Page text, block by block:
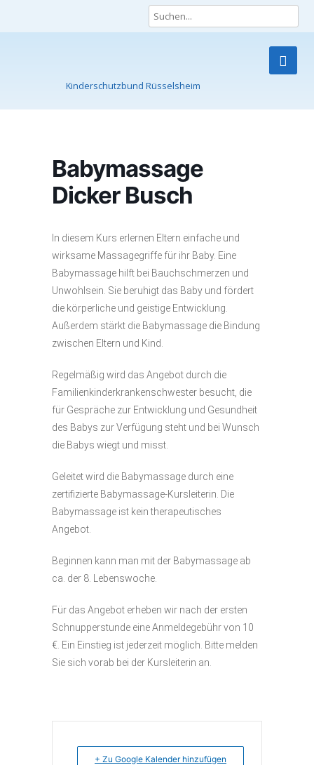
Kinderschutzbund Rüsselsheim
Skip
Babymassage
Dicker Busch
In diesem Kurs erlernen Eltern einfache und
wirksame Massagegriffe für ihr Baby. Eine
Babymassage hilft bei Bauchschmerzen und
Unwohlsein. Sie beruhigt das Baby und fördert
die körperliche und geistige Entwicklung.
Außerdem stärkt die Babymassage die Bindung
zwischen Eltern und Kind.
Regelmäßig wird das Angebot durch die
Familienkinderkrankenschwester besucht, die
für Gespräche zur Entwicklung und Gesundheit
des Babys zur Verfügung steht und bei Wunsch
die Babys wiegt und misst.
Geleitet wird die Babymassage durch eine
zertifizierte Babymassage-Kursleiterin. Die
Babymassage ist kein therapeutisches
Angebot.
Beginnen kann man mit der Babymassage ab
ca. der 8. Lebenswoche.
Für das Angebot erheben wir nach der ersten
Schnupperstunde eine Anmeldegebühr von 10
€. Ein Einstieg ist jederzeit möglich. Bitte melden
Sie sich vorab bei der Kursleiterin an.
+ Zu Google Kalender hinzufügen